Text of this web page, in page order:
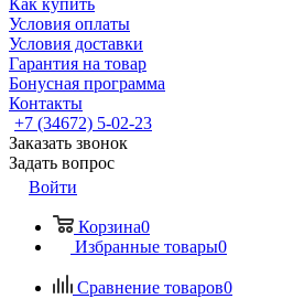
Как купить
Условия оплаты
Условия доставки
Гарантия на товар
Бонусная программа
Контакты
+7 (34672) 5-02-23
Заказать звонок
Задать вопрос
Войти
Корзина0
Избранные товары0
Сравнение товаров0